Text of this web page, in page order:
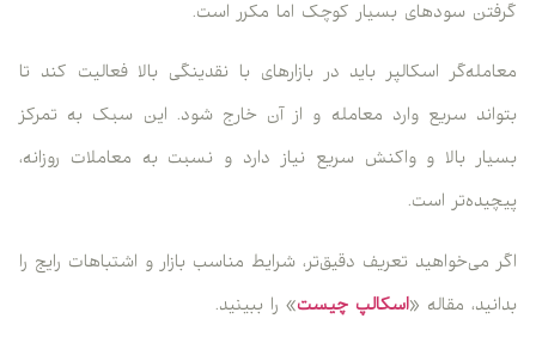
گرفتن سودهای بسیار کوچک اما مکرر است.
معامله‌گر اسکالپر باید در بازارهای با نقدینگی بالا فعالیت کند تا
بتواند سریع وارد معامله و از آن خارج شود. این سبک به تمرکز
بسیار بالا و واکنش سریع نیاز دارد و نسبت به معاملات روزانه،
پیچیده‌تر است.
اگر می‌خواهید تعریف دقیق‌تر، شرایط مناسب بازار و اشتباهات رایج را
بدانید، مقاله «اسکالپ چیست» را ببینید.